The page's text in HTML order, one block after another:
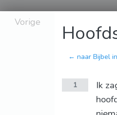
Vorige
← naar Bijbel
1
Ik